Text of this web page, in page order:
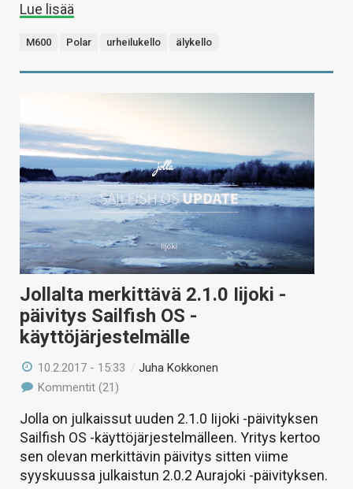
Lue lisää
M600 Polar urheilukello älykello
Jollalta merkittävä 2.1.0 Iijoki -
päivitys Sailfish OS -
käyttöjärjestelmälle
10.2.2017 - 15:33 /Juha Kokkonen
Kommentit (21)
Jolla on julkaissut uuden 2.1.0 Iijoki -päivityksen
Sailfish OS -käyttöjärjestelmälleen. Yritys kertoo
sen olevan merkittävin päivitys sitten viime
syyskuussa julkaistun 2.0.2 Aurajoki -päivityksen.